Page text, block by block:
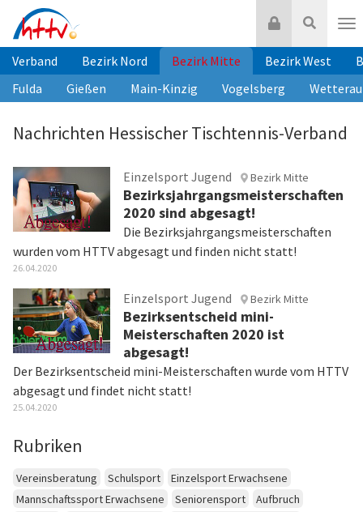
Inhalt
springen
Suche
Login
Verband Bezirk Nord Bezirk Mitte Bezirk West
Fulda
Gießen Main-Kinzig Vogelsberg Wetterau
Nachrichten Hessischer Tischtennis-Verband
Einzelsport Jugend Bezirk Mitte
Bezirksjahrgangsmeisterschaften
2020 sind abgesagt!
Die Bezirksjahrgangsmeisterschaften
wurden vom HTTV abgesagt und finden nicht statt!
26.04.2020
Einzelsport Jugend Bezirk Mitte
Bezirksentscheid mini-
Meisterschaften 2020 ist
abgesagt!
Der Bezirksentscheid mini-Meisterschaften wurde vom HTTV
abgesagt und findet nicht statt!
25.04.2020
Rubriken
Vereinsberatung Schulsport
Einzelsport Erwachsene
Mannschaftssport Erwachsene
Seniorensport
Aufbruch